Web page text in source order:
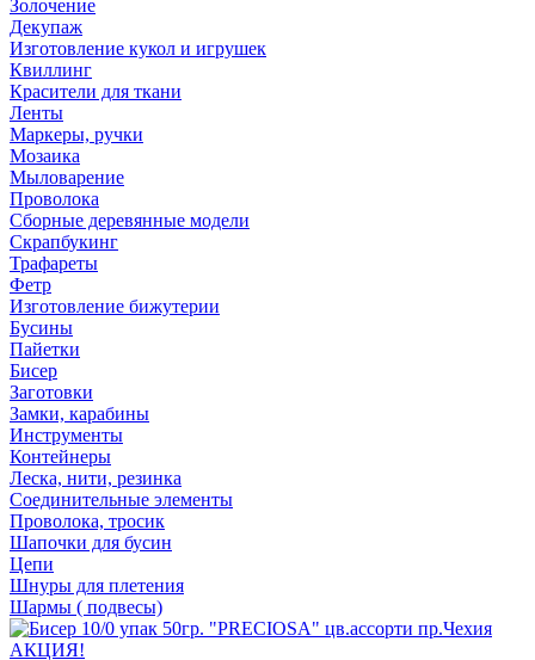
Золочение
Декупаж
Изготовление кукол и игрушек
Квиллинг
Красители для ткани
Ленты
Маркеры, ручки
Мозаика
Мыловарение
Проволока
Сборные деревянные модели
Скрапбукинг
Трафареты
Фетр
Изготовление бижутерии
Бусины
Пайетки
Бисер
Заготовки
Замки, карабины
Инструменты
Контейнеры
Леска, нити, резинка
Соединительные элементы
Проволока, тросик
Шапочки для бусин
Цепи
Шнуры для плетения
Шармы ( подвесы)